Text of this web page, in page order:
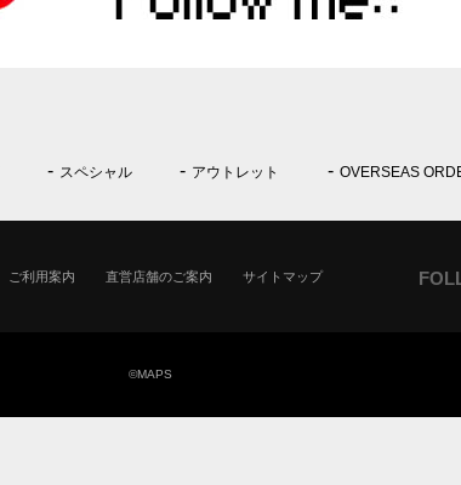
スペシャル アウトレット OVERSEAS
ご利用案内 直営店舗のご案内 サイトマップ
©MAPS